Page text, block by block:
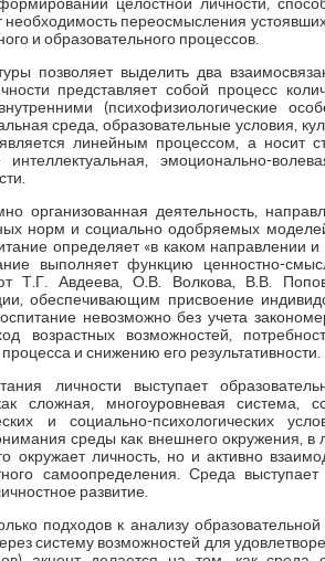
переосмысления
и образовательного процессов.
позволяет выделить два
представляет собой процесс
(психофизиологические
среда, образовательные условия,
линейным процессом, а носит
эмоционально-
организованная деятельность,
норм и социально одобряемых
определяет «в каком
выполняет функцию ценностно-
Т.Г. Авдеева, О.В. Волкова, В.В.
обеспечивающим присвоение
невозможно без учета
возрастных возможностей,
и снижению его результативности.
личности выступает
многоуровневая система,
и социально-психологических
среды как внешнего окружения, в
личность, но и активно
самоопределения. Среда
развитие.
подходов к анализу
систему возможностей для